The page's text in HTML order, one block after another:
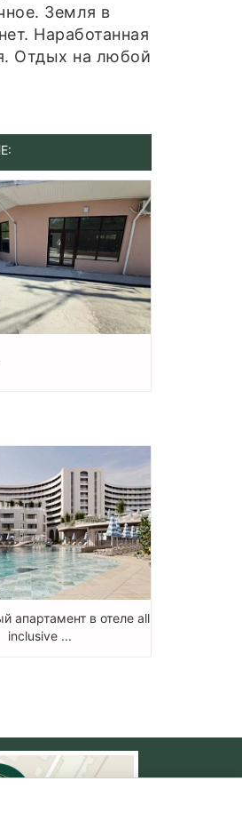
Земля в
Наработанная
Отдых на любой
апартамент в отеле all
inclusive ...